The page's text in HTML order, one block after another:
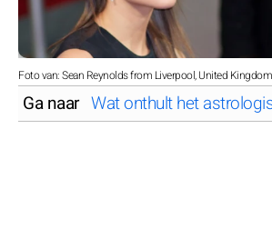
Foto van: Sean Reynolds from Liverpool, United
Ga naar Wat onthult het